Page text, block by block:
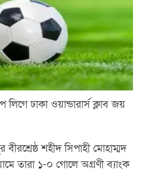
লিগে ঢাকা ওয়ান্ডারার্স ক্লাব জয়
শহীদ সিপাহী মোহাম্মদ
তারা ১-০ গোলে অগ্রণী ব্যাংক